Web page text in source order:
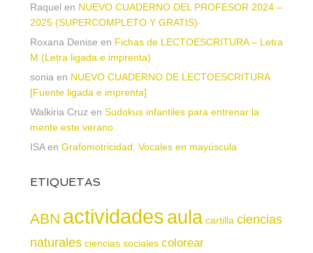
Raquel en NUEVO CUADERNO DEL PROFESOR 2024 –
2025 (SUPERCOMPLETO Y GRATIS)
Roxana Denise en Fichas de LECTOESCRITURA – Letra
M (Letra ligada e imprenta)
sonia en NUEVO CUADERNO DE LECTOESCRITURA
[Fuente ligada e imprenta]
Walkiria Cruz en Sudokus infantiles para entrenar la
mente este verano
ISAen Grafomotricidad. Vocales en mayúscula
ETIQUETAS
ABN actividadesaula cartilla ciencias
naturales ciencias sociales colorear